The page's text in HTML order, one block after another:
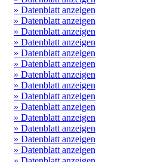
» Datenblatt anzeigen
» Datenblatt anzeigen
» Datenblatt anzeigen
» Datenblatt anzeigen
» Datenblatt anzeigen
» Datenblatt anzeigen
» Datenblatt anzeigen
» Datenblatt anzeigen
» Datenblatt anzeigen
» Datenblatt anzeigen
» Datenblatt anzeigen
» Datenblatt anzeigen
» Datenblatt anzeigen
» Datenblatt anzeigen